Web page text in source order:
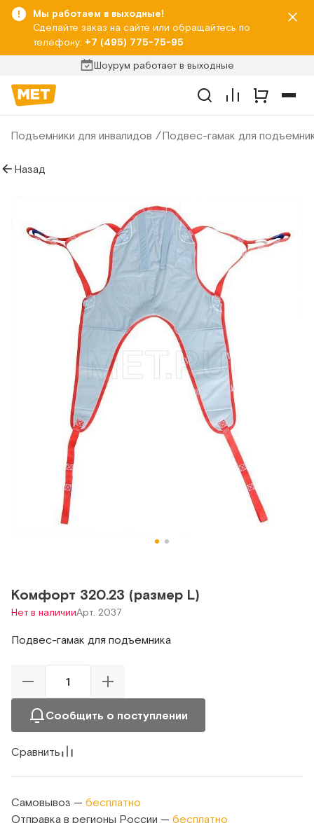
Мы работаем в выходные!
Сделайте заказ на сайте или обращайтесь по
телефону: +7 (495) 775-75-95
Шоурум работает в выходные
Подъемники для инвалидов Подвес-гамак для
Назад
Комфорт 320.23 (размер L)
Нет в наличииАрт. 2037
Подвес-гамак для подъемника
Сообщить о поступлении
Сравнить
Самовывоз — бесплатно
Отправка в регионы России — бесплатно